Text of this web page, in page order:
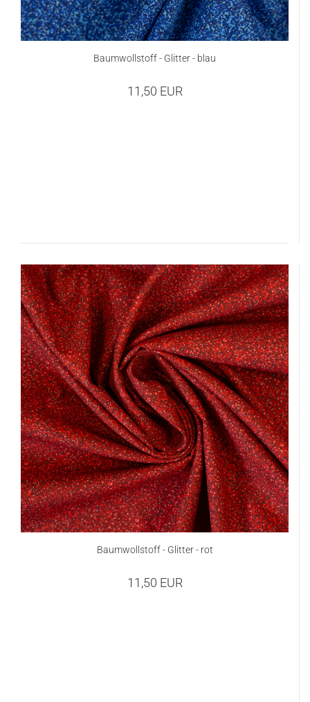
Baumwollstoff - Glitter - blau
11,50 EUR
Baumwollstoff - Glitter - rot
11,50 EUR